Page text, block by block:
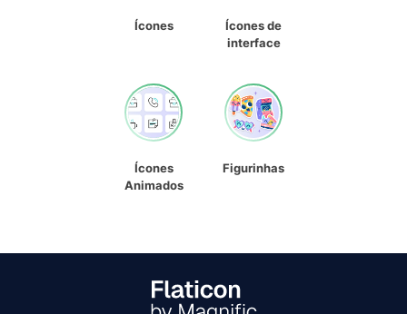
Ícones
Ícones de
interface
Ícones
Animados
Figurinhas